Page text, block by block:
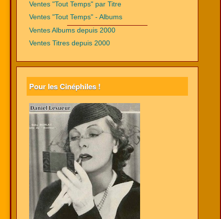
Ventes "Tout Temps" par Titre
Ventes "Tout Temps" - Albums
Ventes Albums depuis 2000
Ventes Titres depuis 2000
Pour les Cinéphiles !